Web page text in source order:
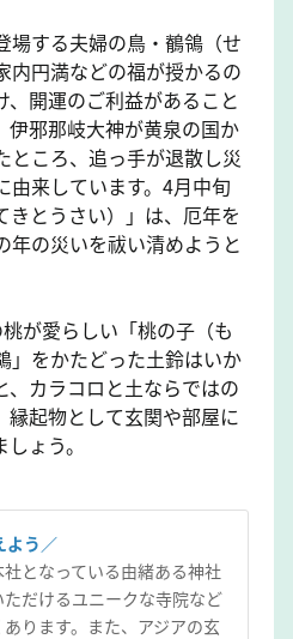
場する夫婦の鳥・鶺鴒（せ
内円満などの福が授かるの
、開運のご利益があること
伊邪那岐大神が黄泉の国か
ところ、追っ手が退散し災
由来しています。4月中旬
きとうさい）」は、厄年を
年の災いを祓い清めようと
が愛らしい「桃の子（も
」をかたどった土鈴はいか
、カラコロと土ならではの
縁起物として玄関や部屋に
ょう。
よう／
となっている由緒ある神社
だけるユニークな寺院など
ります。また、アジアの玄